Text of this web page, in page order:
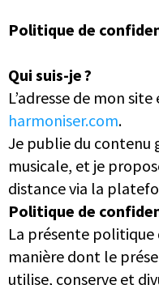
Politique de
Qui suis-je ?
L’adresse de mon site
harmoniser.com.
Je publie du contenu
musicale, et je
distance via la
Politique de
La présente
manière dont le
utilise, conserve et